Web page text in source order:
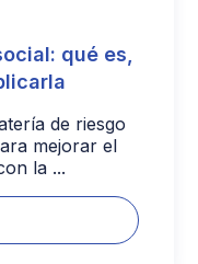
qué es,
de riesgo
mejorar el
la ...